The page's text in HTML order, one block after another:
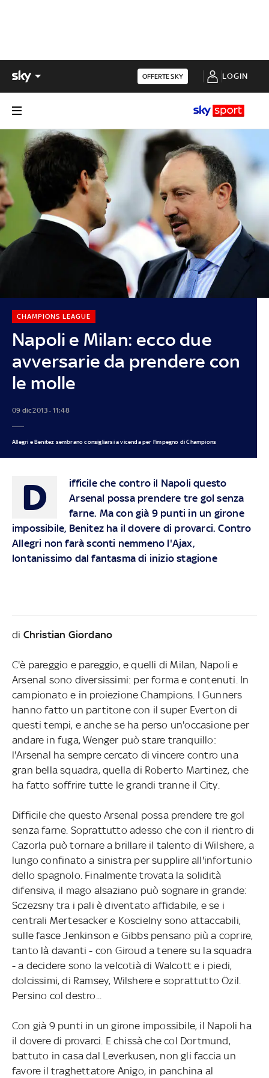
OFFERTE SKY LOGIN
Napoli e Milan: ecco due
avversarie da prendere con
le molle
CHAMPIONS LEAGUE
09 dic 2013 - 11:48
Allegri e Benitez sembrano consigliarsi a vicenda per l'impegno di Champions
D ifficile che contro il Napoli questo
Arsenal possa prendere tre gol senza
farne. Ma con già 9 punti in un girone
impossibile, Benitez ha il dovere di provarci.Contro
Allegri non farà sconti nemmeno l'Ajax,
lontanissimo dal fantasma di inizio stagione
di Christian Giordano
C'è pareggio e pareggio, e quelli di Milan, Napoli e
Arsenal sono diversissimi: per forma e contenuti. In
campionato e in proiezione Champions. I Gunners
hanno fatto un partitone con il super Everton di
questi tempi, e anche se ha perso un'occasione per
andare in fuga, Wenger può stare tranquillo:
l'Arsenal ha sempre cercato di vincere contro una
gran bella squadra, quella di Roberto Martinez, che
ha fatto soffrire tutte le grandi tranne il City.
Difficile che questo Arsenal possa prendere tre gol
senza farne. Soprattutto adesso che con il rientro di
Cazorla può tornare a brillare il talento di Wilshere, a
lungo confinato a sinistra per supplire all'infortunio
dello spagnolo. Finalmente trovata la solidità
difensiva, il mago alsaziano può sognare in grande:
Sczezsny tra i pali è diventato affidabile, e se i
centrali Mertesacker e Koscielny sono attaccabili,
sulle fasce Jenkinson e Gibbs pensano più a coprire,
tanto là davanti - con Giroud a tenere su la squadra
- a decidere sono la velcotià di Walcott e i piedi,
dolcissimi, di Ramsey, Wilshere e soprattutto Özil.
Persino col destro...
Con già 9 punti in un girone impossibile, il Napoli ha
il dovere di provarci. E chissà che col Dortmund,
battuto in casa dal Leverkusen, non gli faccia un
favore il traghettatore Anigo, in panchina al